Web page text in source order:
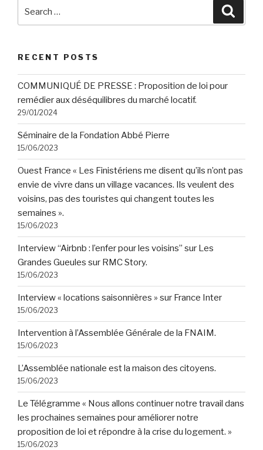
RECENT POSTS
COMMUNIQUÉ DE PRESSE : Proposition de loi pour
remédier aux déséquilibres du marché locatif.
29/01/2024
Séminaire de la Fondation Abbé Pierre
15/06/2023
Ouest France « Les Finistériens me disent qu’ils n’ont pas
envie de vivre dans un village vacances. Ils veulent des
voisins, pas des touristes qui changent toutes les
semaines ».
15/06/2023
Interview “Airbnb : l’enfer pour les voisins” sur Les
Grandes Gueules sur RMC Story.
15/06/2023
Interview « locations saisonnières » sur France Inter
15/06/2023
Intervention à l’Assemblée Générale de la FNAIM.
15/06/2023
L’Assemblée nationale est la maison des citoyens.
15/06/2023
Le Télégramme « Nous allons continuer notre travail dans
les prochaines semaines pour améliorer notre
proposition de loi et répondre à la crise du logement. »
15/06/2023